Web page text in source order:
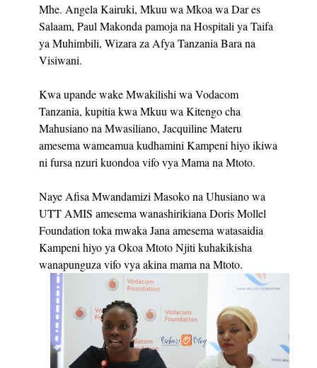
Mhe. Angela Kairuki, Mkuu wa Mkoa wa Dar es
Salaam, Paul Makonda pamoja na Hospitali ya Taifa
ya Muhimbili, Wizara za Afya Tanzania Bara na
Visiwani.
Kwa upande wake Mwakilishi wa Vodacom
Tanzania, kupitia kwa Mkuu wa Kitengo cha
Mahusiano na Mwasiliano, Jacquiline Materu
amesema wameamua kudhamini Kampeni hiyo ikiwa
ni fursa nzuri kuondoa vifo vya Mama na Mtoto.
Naye Afisa Mwandamizi Masoko na Uhusiano wa
UTT AMIS amesema wanashirikiana Doris Mollel
Foundation toka mwaka Jana amesema watasaidia
Kampeni hiyo ya Okoa Mtoto Njiti kuhakikisha
wanapunguza vifo vya akina mama na Mtoto.